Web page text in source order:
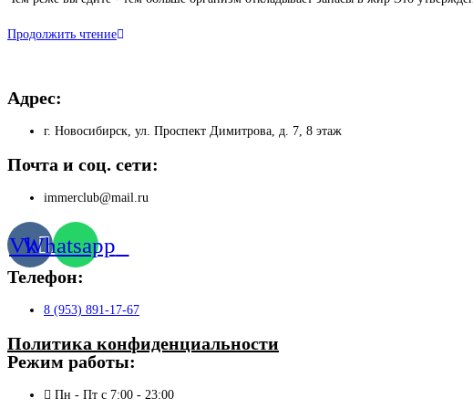
Продолжить чтениеЧем
больше
Адрес:
г. Новосибирск, ул. Проспект Димитрова, д. 7, 8 этаж
Почта и соц. сети:
immerclub@mail.ru
VkWhatsapp
Телефон:
8 (953) 891-17-67
Политика конфиденциальности
Режим работы:
Пн - Пт с 7:00 - 23:00